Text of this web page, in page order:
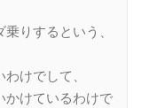
りするという、
けでして、
かけているわけで